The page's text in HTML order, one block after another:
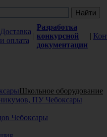
Доставка
и оплата
|
Разработка
конкурсной
документации
|
Школьное оборудование